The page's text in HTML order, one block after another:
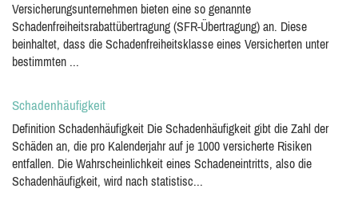
Versicherungsunternehmen bieten eine so genannte
Schadenfreiheitsrabattübertragung (SFR-Übertragung) an. Diese
beinhaltet, dass die Schadenfreiheitsklasse eines Versicherten unter
bestimmten ...
Schadenhäufigkeit
Definition Schadenhäufigkeit Die Schadenhäufigkeit gibt die Zahl der
Schäden an, die pro Kalenderjahr auf je 1000 versicherte Risiken
entfallen. Die Wahrscheinlichkeit eines Schadeneintritts, also die
Schadenhäufigkeit, wird nach statistisc...